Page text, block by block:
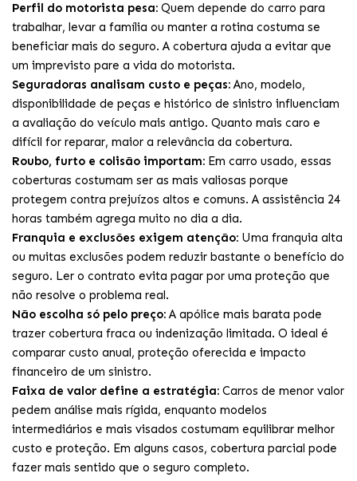
Perfil do motorista pesa: Quem depende do carro para
trabalhar, levar a família ou manter a rotina costuma se
beneficiar mais do seguro. A cobertura ajuda a evitar que
um imprevisto pare a vida do motorista.
Seguradoras analisam custo e peças:Ano, modelo,
disponibilidade de peças e histórico de sinistro influenciam
a avaliação do veículo mais antigo. Quanto mais caro e
difícil for reparar, maior a relevância da cobertura.
Roubo, furto e colisão importam: Em carro usado, essas
coberturas costumam ser as mais valiosas porque
protegem contra prejuízos altos e comuns. A assistência 24
horas também agrega muito no dia a dia.
Franquia e exclusões exigem atenção: Uma franquia alta
ou muitas exclusões podem reduzir bastante o benefício do
seguro. Ler o contrato evita pagar por uma proteção que
não resolve o problema real.
Não escolha só pelo preço:A apólice mais barata pode
trazer cobertura fraca ou indenização limitada. O ideal é
comparar custo anual, proteção oferecida e impacto
financeiro de um sinistro.
Faixa de valor define a estratégia: Carros de menor valor
pedem análise mais rígida, enquanto modelos
intermediários e mais visados costumam equilibrar melhor
custo e proteção. Em alguns casos, cobertura parcial pode
fazer mais sentido que o seguro completo.